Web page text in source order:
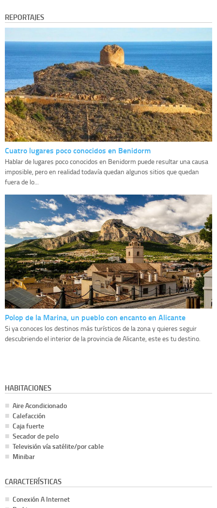
REPORTAJES
Cuatro lugares poco conocidos en Benidorm
Hablar de lugares poco conocidos en Benidorm puede resultar una causa
imposible, pero en realidad todavía quedan algunos sitios que quedan
fuera de lo...
Polop de la Marina, un pueblo con encanto en Alicante
Si ya conoces los destinos más turísticos de la zona y quieres seguir
descubriendo el interior de la provincia de Alicante, este es tu destino.
HABITACIONES
Aire Acondicionado
Calefacción
Caja fuerte
Secador de pelo
Televisión vía satélite/por cable
Minibar
CARACTERÍSTICAS
Conexión A Internet